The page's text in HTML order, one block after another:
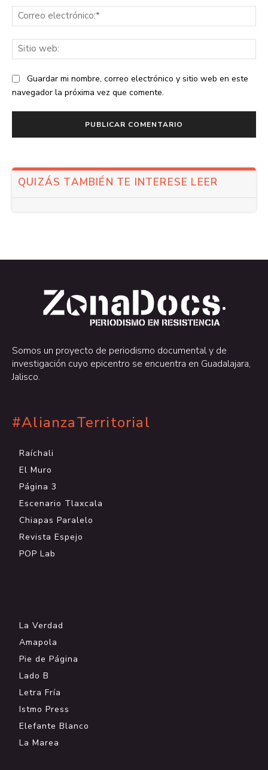
Guardar mi nombre, correo electrónico y sitio web en este
navegador la próxima vez que comente.
QUIZÁS TAMBIÉN TE INTERESE LEER
.
.
Somos un proyecto de periodismo documental y de
investigación cuyo epicentro se encuentra en Guadalajara,
Jalisco.
#AlianzaTerritorial
Raíchali
El Muro
Página 3
Escenario Tlaxcala
Chiapas Paralelo
Revista Espejo
POP Lab
La Verdad
Amapola
Pie de Página
Lado B
Letra Fría
Istmo Press
Elefante Blanco
La Marea